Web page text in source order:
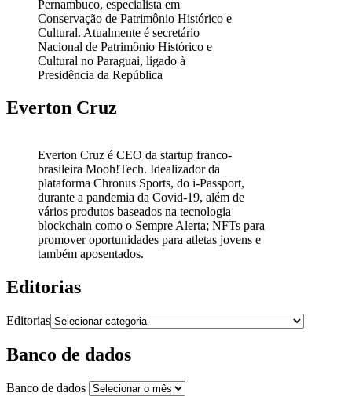
Pernambuco, especialista em
Conservação de Patrimônio Histórico e
Cultural. Atualmente é secretário
Nacional de Patrimônio Histórico e
Cultural no Paraguai, ligado à
Presidência da República
Everton Cruz
Everton Cruz é CEO da startup franco-
brasileira Mooh!Tech. Idealizador da
plataforma Chronus Sports, do i-Passport,
durante a pandemia da Covid-19, além de
vários produtos baseados na tecnologia
blockchain como o Sempre Alerta; NFTs para
promover oportunidades para atletas jovens e
também aposentados.
Editorias
Editorias
Banco de dados
Banco de dados